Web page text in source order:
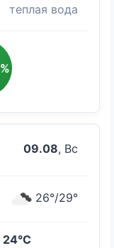
теплая вода
%
09.08, Вс
26°/29°
24°C